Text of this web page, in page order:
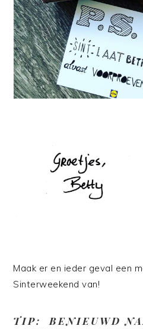
Maak er en ieder geval een
Sinterweekend van!
TIP: BENIEUWD